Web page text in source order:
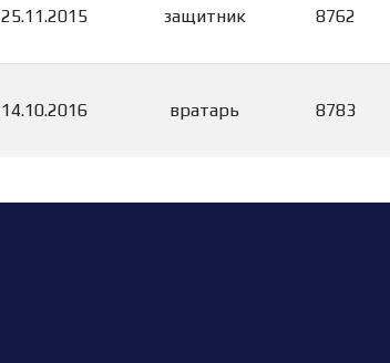
25.11.2015 защитник 8762
14.10.2016 вратарь 8783